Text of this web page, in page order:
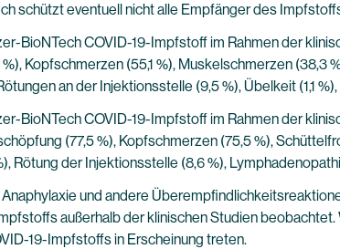
schützt eventuell nicht alle Empfänger des
BioNTech COVID-19-Impfstoff im Rahmen der
Kopfschmerzen (55,1 %), Muskelschmerzen (38,3
an der Injektionsstelle (9,5 %), Übelkeit (1,1
BioNTech COVID-19-Impfstoff im Rahmen der
(77,5 %), Kopfschmerzen (75,5 %),
Rötung der Injektionsstelle (8,6 %),
und andere
außerhalb der klinischen Studien
19-Impfstoffs in Erscheinung treten.